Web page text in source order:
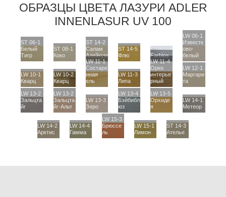
ОБРАЗЦЫ ЦВЕТА ЛАЗУРИ ADLER
INNENLASUR UV 100
ST 06-1
Белый
Тигр
ST 08-1
Коко
ST 14-2
Салам
Алейкум
ST 14-5
Флю
Farblos
LW 06-1
Известк
ово-
белый
LW 10-1
Кварц
LW 10-2
Кварц
LW 11-1
Состаре
нная
ель
LW 11-3
Липа
LW 11-4
Орех
интерье
рный
LW 12-1
Маргари
та
LW 13-2
Зальцта
йг
LW 13-2
Зальцта
йг-Альт
LW 13-3
Зеро
LW 13-4
Бэйбибл
юз
LW 13-5
Орхиде
я
LW 14-1
Метеор
LW 14-2
Арктис
LW 14-4
Гамма
LW 15-3
Брюссе
ль
LW 15-1
Лимон
ST 14-3
Ателье